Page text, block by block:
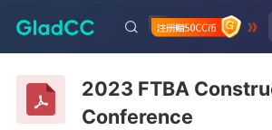
2023 FTBA
Conference